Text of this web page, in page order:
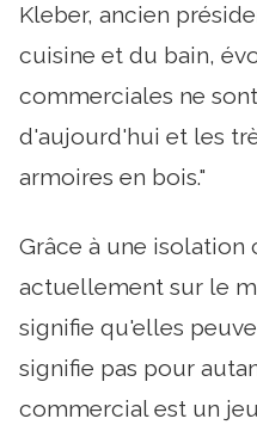
Kleber, ancien
cuisine et du bain,
commerciales ne
d'aujourd'hui et les
armoires en bois."
Grâce à une
actuellement sur le
signifie qu'elles
signifie pas pour
commercial est un